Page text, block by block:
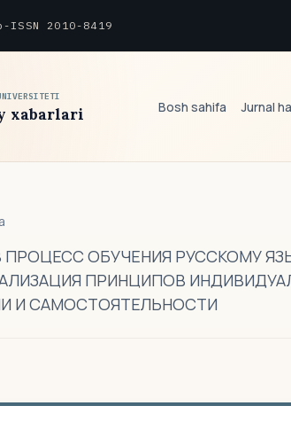
2010-8419
xabarlari Bosh sahifa Jurnal
ПРОЦЕСС ОБУЧЕНИЯ РУССКОМУ
ПРИНЦИПОВ
И САМОСТОЯТЕЛЬНОСТИ